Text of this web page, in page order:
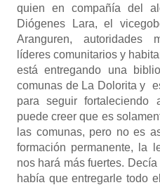
quien en compañía del
Diógenes Lara, el
Aranguren, autoridades
líderes comunitarios y
está entregando una
comunas de La Dolorita y
para seguir fortaleciendo
puede creer que es
las comunas, pero no es
formación permanente, la
nos hará más fuertes.
había que entregarle todo